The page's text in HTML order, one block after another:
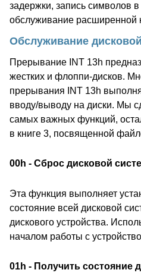
задержки, запись символов
обслуживание расширенной
Обслуживание
Прерывание INT 13h
жестких и флоппи-дисков.
прерывания INT 13h
вводу/выводу на диски. Мы
самых важных функций,
в книге 3, посвященной
00h - Сброс дисковой
Эта функция выполняет
состояние всей дисковой
дискового устройства.
началом работы с
01h - Получить состояние